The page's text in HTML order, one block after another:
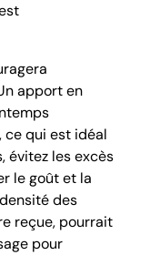
apport en
ce qui est idéal
évitez les excès
le goût et la
des
reçue, pourrait
pour